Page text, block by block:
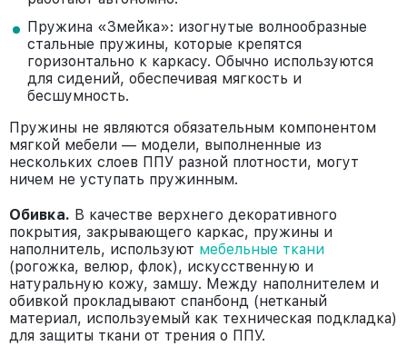
Пружина «Змейка»: изогнутые волнообразные
стальные пружины, которые крепятся
горизонтально к каркасу. Обычно используются
для сидений, обеспечивая мягкость и
бесшумность.
Пружины не являются обязательным компонентом
мягкой мебели — модели, выполненные из
нескольких слоев ППУ разной плотности, могут
ничем не уступать пружинным.
Обивка. В качестве верхнего декоративного
покрытия, закрывающего каркас, пружины и
наполнитель, используют мебельные ткани
(рогожка, велюр, флок), искусственную и
натуральную кожу, замшу. Между наполнителем и
обивкой прокладывают спанбонд (нетканый
материал, используемый как техническая подкладка)
для защиты ткани от трения о ППУ.